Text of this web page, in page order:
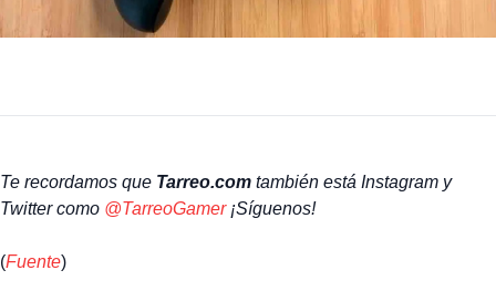
Te recordamos que Tarreo.com también está Instagram y
Twitter como @TarreoGamer¡Síguenos!
(Fuente)